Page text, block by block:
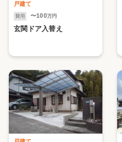
戸建て
費用 〜100万円
玄関ドア入替え